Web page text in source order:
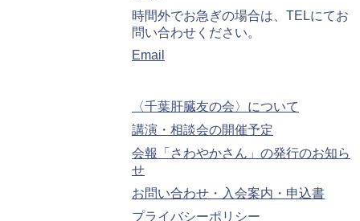
時間外でお急ぎの場合は、TELにてお
問い合わせください。
Email
〈千葉肝臓友の会〉について
講演・相談会の開催予定
会報「さわやかさん」の発行のお知ら
せ
お問い合わせ・入会案内・申込書
プライバシーポリシー